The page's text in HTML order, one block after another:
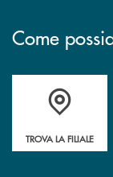
Come
Accedi all' elenco
TROVA LA FILIALE